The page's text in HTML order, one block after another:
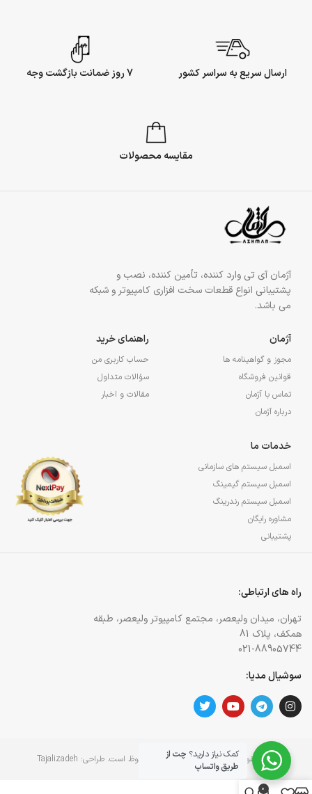
ارسال سریع به سراسر کشور 7 روز ضمانت بازگشت وجه
مقایسه محصولات
آژمان آی تی وارد کننده، تأمین کننده، نصب و
پشتیبانی انواع قطعات سخت افزاری کامپیوتر و شبکه
می باشد.
آژمان
مجوز و گواهینامه ها
قوانین فروشگاه
تماس با آژمان
درباره آژمان
راهنمای خرید
حساب کاربری من
سؤالات متداول
مقالات و اخبار
خدمات ما
اسمبل سیستم های سازمانی
اسمبل سیستم گیمینگ
اسمبل سیستم رندرینگ
مشاوره رایگان
پشتیبانی
راه های ارتباطی:
تهران، میدان ولیعصر، مجتمع کامپیوتر ولیعصر، طبقه
همکف، پلاک 81
021-88905744
سوشیال مدیا:
کلیه حقوق برای وبسایت آژمان آی تی محفوظ است. طراحی: Tajalizadeh کمک نیاز دارید؟ چت از
طریق واتساپ
0